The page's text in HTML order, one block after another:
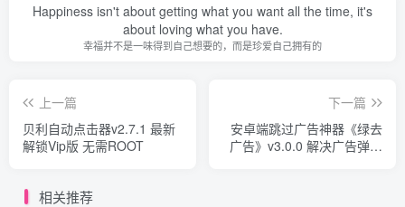
Happiness isn't about getting what you want all the time, it's
about loving what you have.
幸福并不是一味得到自己想要的，而是珍爱自己拥有的
上一篇
贝利自动点击器v2.7.1 最新
解锁Vip版 无需ROOT
下一篇
安卓端跳过广告神器《绿去
广告》v3.0.0 解决广告弹窗
相关推荐